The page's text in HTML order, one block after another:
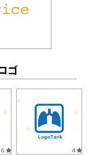
ゴ
6 4